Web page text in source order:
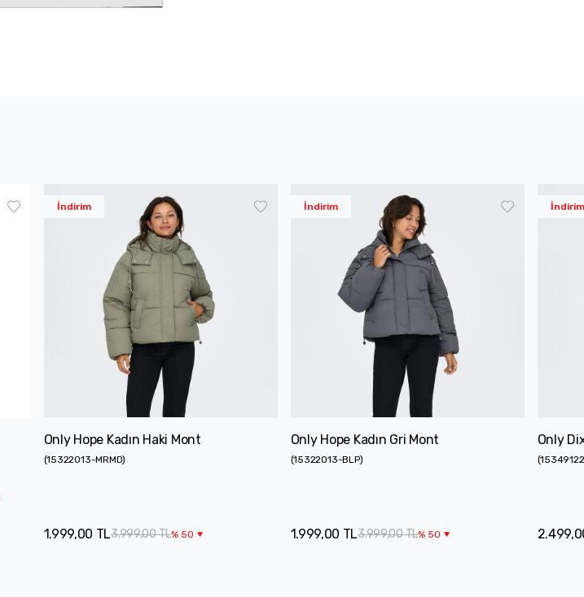
İndirim
Only Hope Kadın Haki Mont
(15322013-MRMD)
3.999,00 TL% 50
1.999,00 TL
İndirim
Only Hope Kadın Gri Mont
(15322013-BLP)
3.999,00 TL% 50
1.999,00 TL
İndirim
Only
(